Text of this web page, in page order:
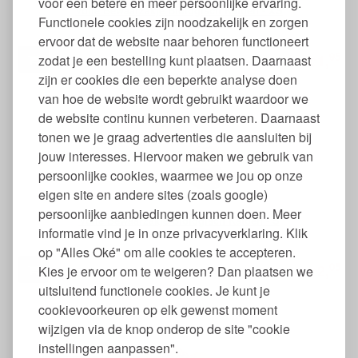
Functionele cookies zijn noodzakelijk en zorgen
ervoor dat de website naar behoren functioneert
zodat je een bestelling kunt plaatsen. Daarnaast
zijn er cookies die een beperkte analyse doen
van hoe de website wordt gebruikt waardoor we
de website continu kunnen verbeteren. Daarnaast
tonen we je graag advertenties die aansluiten bij
jouw interesses. Hiervoor maken we gebruik van
persoonlijke cookies, waarmee we jou op onze
eigen site en andere sites (zoals google)
persoonlijke aanbiedingen kunnen doen. Meer
informatie vind je in onze privacyverklaring. Klik
op "Alles Oké" om alle cookies te accepteren.
Kies je ervoor om te weigeren? Dan plaatsen we
uitsluitend functionele cookies. Je kunt je
cookievoorkeuren op elk gewenst moment
wijzigen via de knop onderop de site "cookie
instellingen aanpassen".
Voile Bewaarzakje Biologisch Katoen - XS
€
Voile Bewaarzakje Biologisch Katoen - S
€